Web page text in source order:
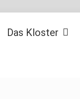
Das Kloster